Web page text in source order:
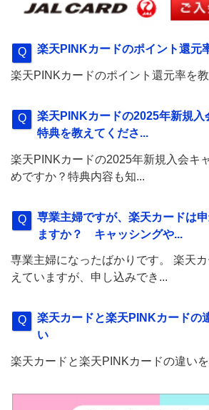
楽天PINKカードのポイント還元
楽天PINKカードのポイント還元率を教
楽天PINKカードの2025年新規入
特典を教えてくださ...
楽天PINKカードの2025年新規入会キ
めですか？特典内容も知...
専業主婦ですが、楽天カードは
ますか？ キャッシングや...
専業主婦になったばかりです。 楽天
えていますが、申し込みでき...
楽天カードと楽天PINKカードの
い
楽天カードと楽天PINKカードの違いを